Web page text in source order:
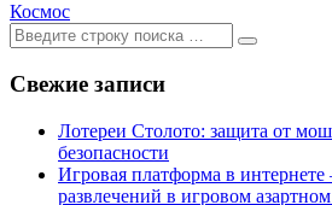
Космос
Ищем:
[текст]
Свежие записи
Лотереи Столото: защита от
безопасности
Игровая платформа в
развлечений в игровом